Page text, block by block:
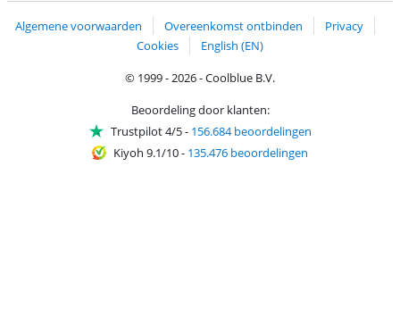
Algemene voorwaarden Overeenkomst ontbinden
Privacy
Cookies
English (EN)
© 1999 - 2026 - Coolblue B.V.
Beoordeling door klanten:
Trustpilot 4/5- 156.684 beoordelingen
Kiyoh 9.1/10- 135.476 beoordelingen